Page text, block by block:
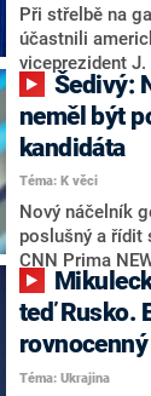
Ankaře (NATO).
Při střelbě na
účastnili
viceprezident J.
zajištěn vnější
Prima NEWS
Armády ČR Jiří
přijmout
jde už o třetí
se amerického
experta Andora
chování
neplní
rozšiřuje okruh
neměl být
kandidáta
Téma: K věci
Nový náčelník
poslušný a řídit
CNN Prima
funkci
přednosti, které
považuje
schopnosti.
teď Rusko.
Téma: Ukrajina